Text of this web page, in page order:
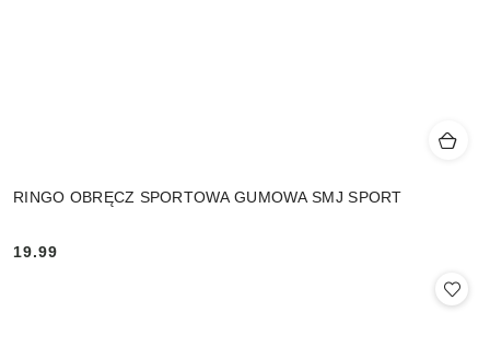
RINGO OBRĘCZ SPORTOWA GUMOWA SMJ SPORT
Cena:
19.99